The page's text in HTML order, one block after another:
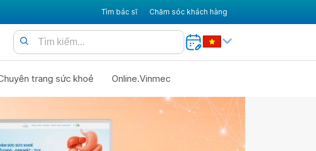
Tìm bác sĩ Chăm sóc khách hàng
trang sức khoẻ Online.Vinmec